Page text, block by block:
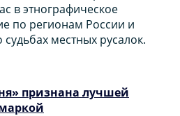
в этнографическое
по регионам России и
местных русалок.
признана лучшей